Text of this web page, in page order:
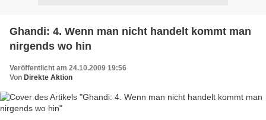
Ghandi: 4. Wenn man nicht handelt kommt man
nirgends wo hin
Veröffentlicht am 24.10.2009 19:56
Von Direkte Aktion